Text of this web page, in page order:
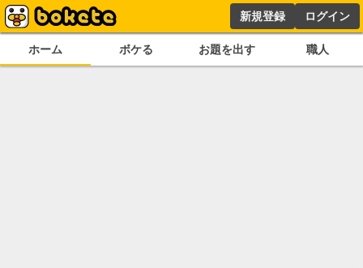
新規登録 ログイン
ホーム ボケる お題を出す 職人